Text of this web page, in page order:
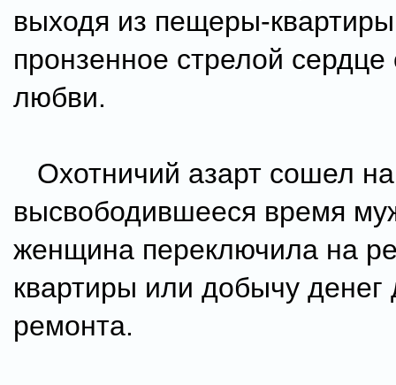
выходя из пещеры-
пронзенное стрелой сердце
любви.
Охотничий азарт сошел на
высвободившееся время
женщина переключила на
квартиры или добычу денег
ремонта.